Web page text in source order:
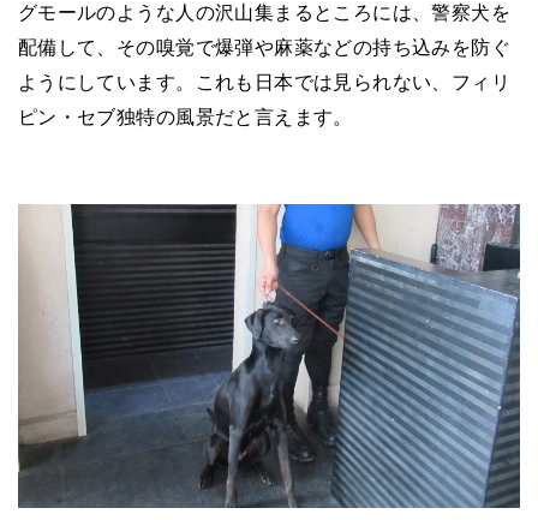
グモールのような人の沢山集まるところには、警察犬を
配備して、その嗅覚で爆弾や麻薬などの持ち込みを防ぐ
ようにしています。これも日本では見られない、フィリ
ピン・セブ独特の風景だと言えます。